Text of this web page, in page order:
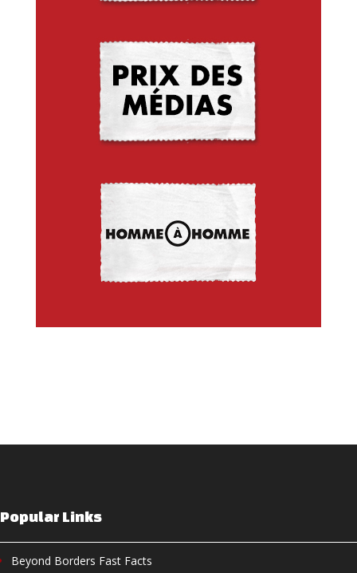
Popular Links
Beyond Borders Fast Facts